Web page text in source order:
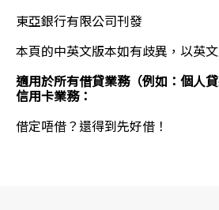
東亞銀行有限公司刊發
本頁的中英文版本如有歧異，以英文
適用於所有借貸業務（例如：個人
信用卡業務：
借定唔借？還得到先好借！